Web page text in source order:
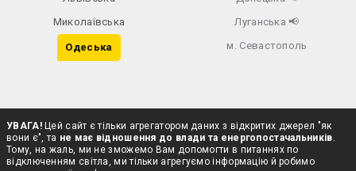
Миколаївська
Одеська
Луганська 📢
м. Севастополь
УВАГА!Цей сайт є тільки агрегатором даних з відкритих джерел "як
вони є", та не має відношення до влади та енергопостачальників.
Тому, на жаль, ми не зможемо Вам допомогти в питаннях по
відключенням світла, ми тільки агрегуємо інформацію й робимо